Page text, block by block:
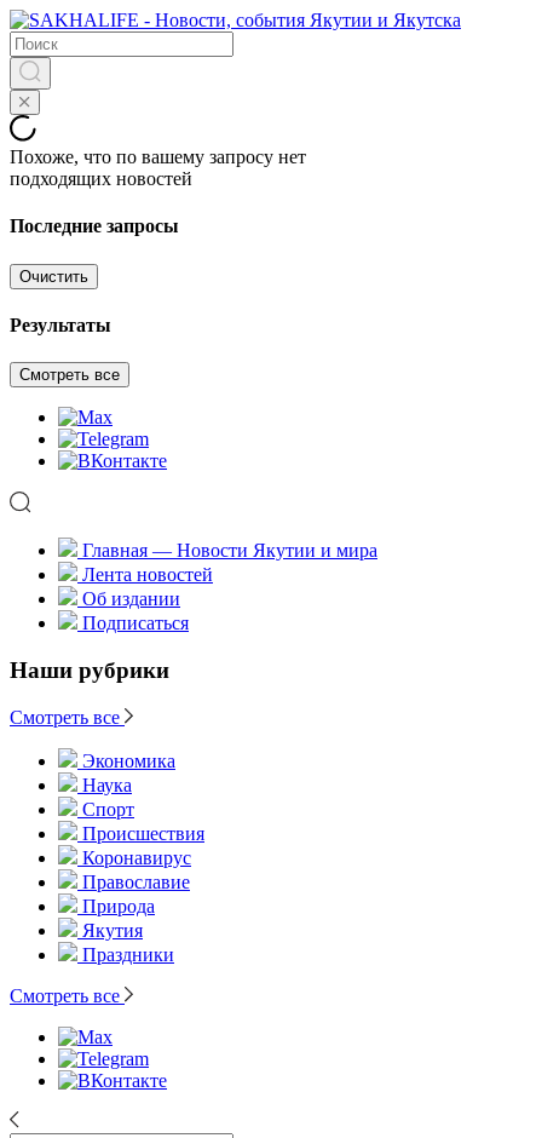
Похоже, что по вашему запросу нет
подходящих новостей
Последние запросы
Очистить
Результаты
Смотреть все
Главная — Новости Якутии и мира
Лента новостей
Об издании
Подписаться
Наши рубрики
Смотреть все
Экономика
Наука
Спорт
Происшествия
Коронавирус
Православие
Природа
Якутия
Праздники
Смотреть все